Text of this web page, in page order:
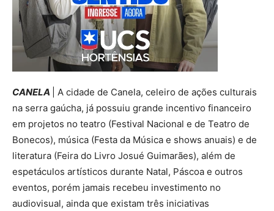
CANELA
| A cidade de Canela, celeiro de ações culturais
na serra gaúcha, já possuiu grande incentivo financeiro
em projetos no teatro (Festival Nacional e de Teatro de
Bonecos), música (Festa da Música e shows anuais) e de
literatura (Feira do Livro Josué Guimarães), além de
espetáculos artísticos durante Natal, Páscoa e outros
eventos, porém jamais recebeu investimento no
audiovisual, ainda que existam três iniciativas